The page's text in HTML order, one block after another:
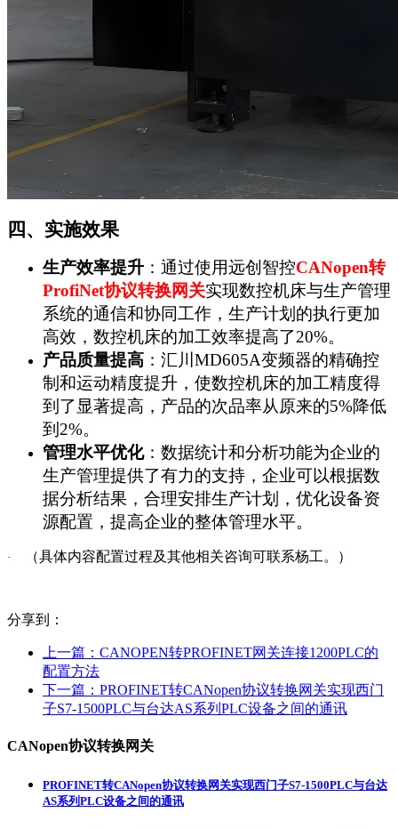
四、实施效果
生产效率提升 ：通过使用远创智控CANopen转
ProfiNet协议转换网关实现数控机床与生产管理
系统的通信和协同工作，生产计划的执行更加
高效，数控机床的加工效率提高了20%。
产品质量提高 ：汇川MD605A变频器的精确控
制和运动精度提升，使数控机床的加工精度得
到了显著提高，产品的次品率从原来的5%降低
到2%。
管理水平优化：数据统计和分析功能为企业的
生产管理提供了有力的支持，企业可以根据数
据分析结果，合理安排生产计划，优化设备资
源配置，提高企业的整体管理水平。
· （具体内容配置过程及其他相关咨询可联系杨工。）
分享到：
上一篇： CANOPEN转PROFINET网关连接1200PLC的
配置方法
下一篇： PROFINET转CANopen协议转换网关实现西门
子S7-1500PLC与台达AS系列PLC设备之间的通讯
CANopen协议转换网关
PROFINET转CANopen协议转换网关实现西门子S7-1500PLC与台达
AS系列PLC设备之间的通讯